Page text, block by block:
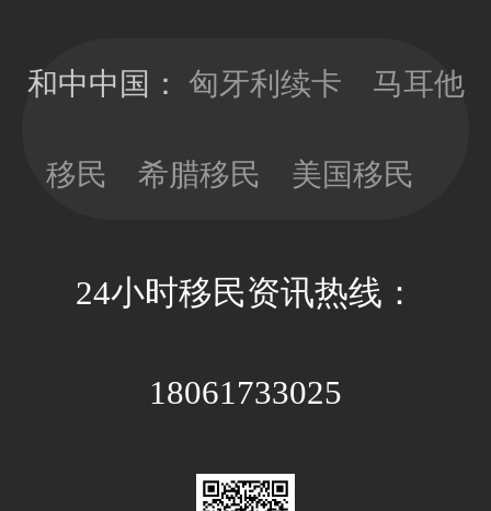
看，以免因政
本和时间成
发10年有效
期；目前换新
民监的要求，
可以放心更新
约3-4个月，全
和中中国： 匈牙利续卡 马耳他
移民 希腊移民 美国移民
24小时移民资讯热线：
18061733025